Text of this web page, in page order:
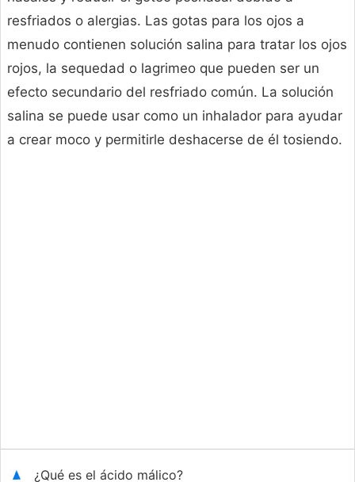
resfriados o alergias. Las gotas para los ojos a
menudo contienen solución salina para tratar los ojos
rojos, la sequedad o lagrimeo que pueden ser un
efecto secundario del resfriado común. La solución
salina se puede usar como un inhalador para ayudar
a crear moco y permitirle deshacerse de él tosiendo.
¿Qué es el ácido málico?